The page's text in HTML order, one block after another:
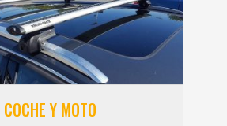
COCHE Y MOTO